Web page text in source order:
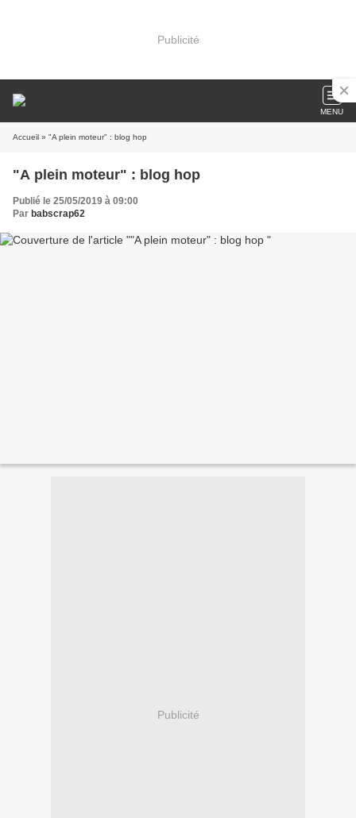
Publicité
MENU
Accueil » "A plein moteur" : blog hop
"A plein moteur" : blog hop
Publié le 25/05/2019 à 09:00
Par babscrap62
Publicité